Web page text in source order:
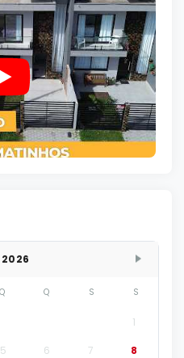
Q Q S S
1
5 6 7 8